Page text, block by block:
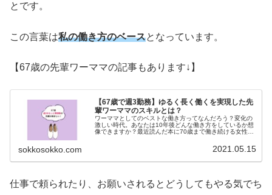
とです。
この言葉は私の働き方のベースとなっています。
【67歳の先輩ワーママの記事もあります↓】
【67歳で週3勤務】ゆるく長く働くを実現した先
輩ワーママのスキルとは？
ワーママとしてのベストな働き方ってなんだろう？変化の
激しい時代。あなたは10年後どんな働き方をしているか想
像できますか？最近読んだ本に70歳まで働き続ける女性の
sokkosokko.com 2021.05.15
仕事で頼られたり、お願いされるとどうしてもやる気でち